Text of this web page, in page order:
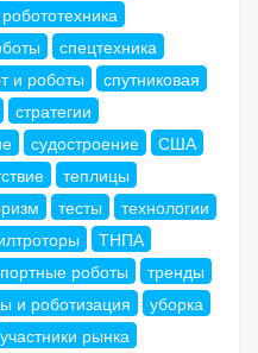
спецтехника
и роботы
спутниковая
стратегии
судостроение
США
теплицы
тесты
технологии
ТНПА
роботы
тренды
и роботизация
уборка
участники рынка